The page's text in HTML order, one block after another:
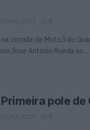
2025 0
corrida de Moto3 do
Jose Antonio Rueda no ...
pole de
2025 0